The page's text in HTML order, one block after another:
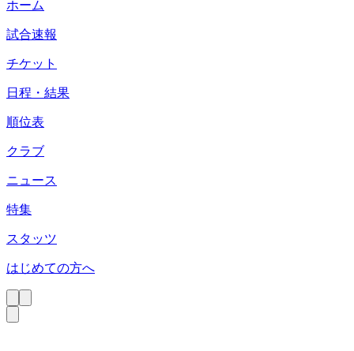
ホーム
試合速報
チケット
日程・結果
順位表
クラブ
ニュース
特集
スタッツ
はじめての方へ